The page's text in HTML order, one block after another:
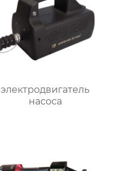
электродвигатель
насоса